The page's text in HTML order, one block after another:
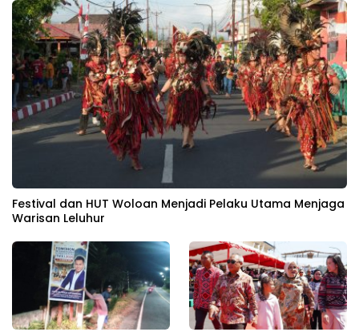
Festival dan HUT Woloan Menjadi Pelaku Utama Menjaga
Warisan Leluhur